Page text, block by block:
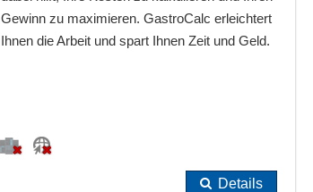
Gewinn zu maximieren. GastroCalc erleichtert
Ihnen die Arbeit und spart Ihnen Zeit und Geld.
Details